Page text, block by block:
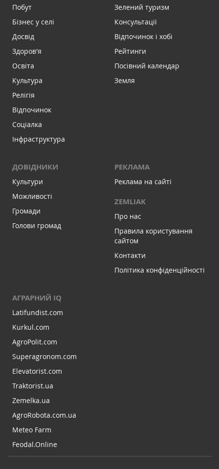
Побут
Бізнес у селі
Досвід
Здоров'я
Освіта
Культура
Релігія
Відпочинок
Соціалка
Інфраструктура
Зелений туризм
Консультації
Відпочинок і хобі
Рейтинги
Посівний календар
Земля
ДОВІДНИКИ
Культури
Можливості
Громади
Голови громад
РЕКЛАМА
Реклама на сайті
ZEMLIAK
Про нас
Правила користування
сайтом
Контакти
Політика конфіденційності
АГРАРНИЙ IQ
Latifundist.com
Kurkul.com
AgroPolit.com
Superagronom.com
Elevatorist.com
Traktorist.ua
Zemelka.ua
AgroRobota.com.ua
Meteo Farm
Feodal.Online